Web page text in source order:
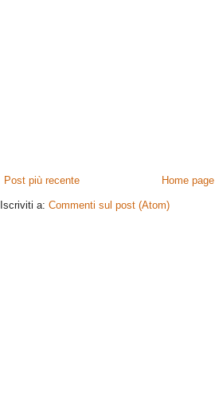
Post più recente Home page
Iscriviti a: Commenti sul post (Atom)